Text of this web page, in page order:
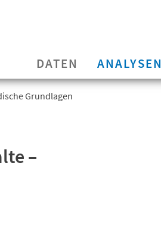
DATEN ANALYSEN
Grundlagen
–